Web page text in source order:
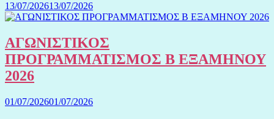
13/07/202613/07/2026
ΑΓΩΝΙΣΤΙΚΟΣ
ΠΡΟΓΡΑΜΜΑΤΙΣΜΟΣ Β ΕΞΑΜΗΝΟΥ
2026
01/07/202601/07/2026